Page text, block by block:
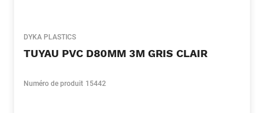
DYKA PLASTICS
TUYAU PVC D80MM 3M GRIS CLAIR
Numéro de produit 15442